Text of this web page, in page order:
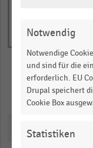
Milliarden
Schwedischen
Kronen.
Range:
View
Notwendig
Notwendige
und sind für die
erforderlich. EU
Drupal speichert
Cookie Box
Statistiken